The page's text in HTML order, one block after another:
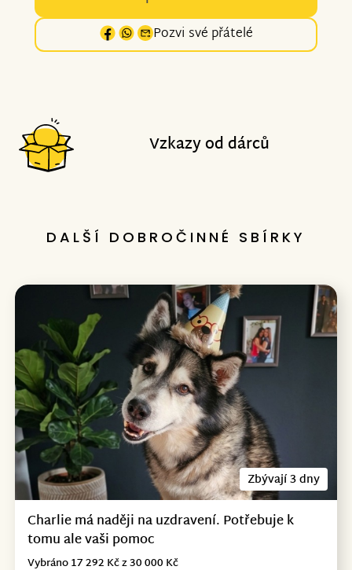
Pozvi své přátelé
Vzkazy od dárců
DALŠÍ DOBROČINNÉ SBÍRKY
Zbývají 3 dny
Charlie má naději na uzdravení. Potřebuje k
tomu ale vaši pomoc
Vybráno 17 292 Kč z 30 000 Kč